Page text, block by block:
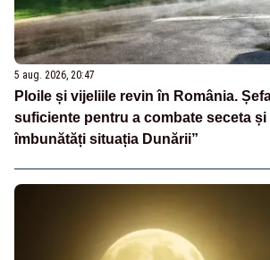
5 aug. 2026, 20:47
Ploile și vijeliile revin în România.
suficiente pentru a combate seceta și
îmbunătăți situația Dunării”